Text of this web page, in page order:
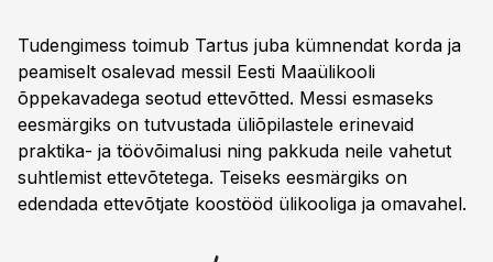
Tudengimess toimub Tartus juba kümnendat korda ja
peamiselt osalevad messil Eesti Maaülikooli
õppekavadega seotud ettevõtted. Messi esmaseks
eesmärgiks on tutvustada üliõpilastele erinevaid
praktika- ja töövõimalusi ning pakkuda neile vahetut
suhtlemist ettevõtetega. Teiseks eesmärgiks on
edendada ettevõtjate koostööd ülikooliga ja omavahel.